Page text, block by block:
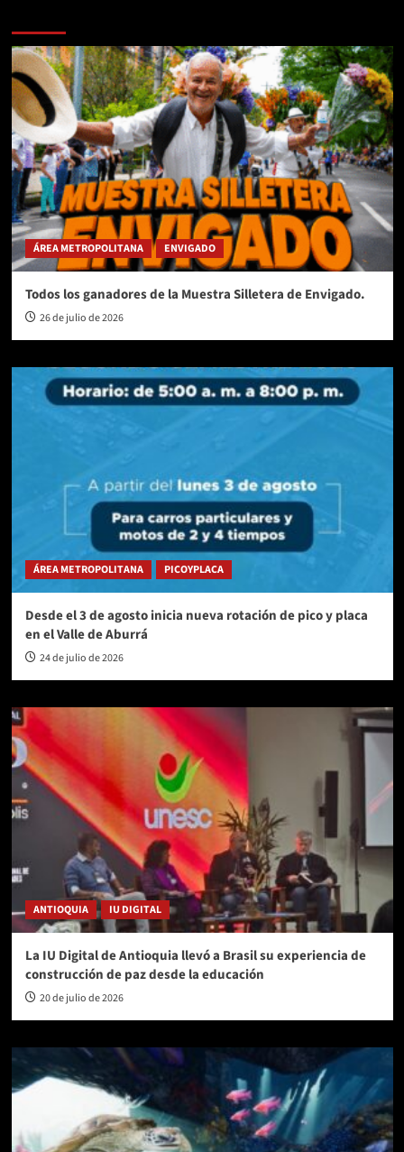
ÁREA METROPOLITANA ENVIGADO
Todos los ganadores de la Muestra Silletera de Envigado.
26 de julio de 2026
ÁREA METROPOLITANA PICOYPLACA
Desde el 3 de agosto inicia nueva rotación de pico y placa
en el Valle de Aburrá
24 de julio de 2026
ANTIOQUIA IU DIGITAL
La IU Digital de Antioquia llevó a Brasil su experiencia de
construcción de paz desde la educación
20 de julio de 2026